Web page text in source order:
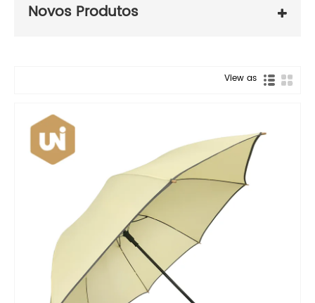
Novos Produtos
View as